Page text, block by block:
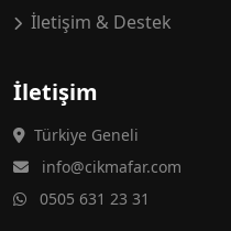
İletişim & Destek
İletişim
Türkiye Geneli
info@cikmafar.com
0505 631 23 31